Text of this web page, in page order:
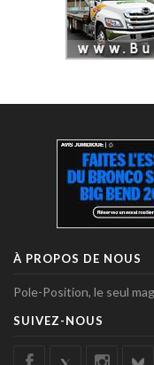
À PROPOS DE NOUS
Pole-Position, le seul
SUIVEZ-NOUS